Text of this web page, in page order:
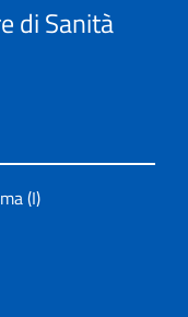
di Sanità
(I)